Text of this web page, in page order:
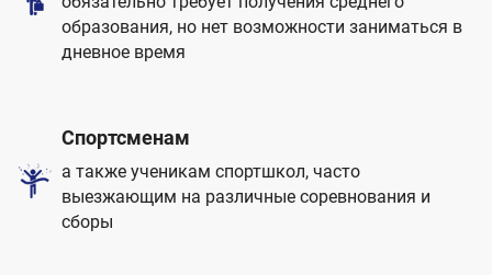
образования, но нет возможности заниматься в
дневное время
Спортсменам
а также ученикам спортшкол, часто
выезжающим на различные соревнования и
сборы